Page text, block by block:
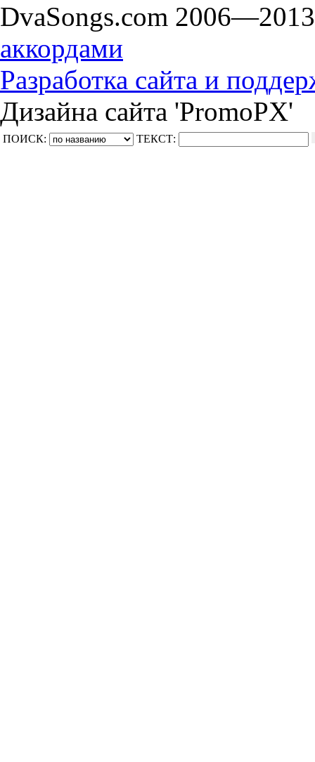
DvaSongs.com
аккордами
Разработка сайта и
Дизайна сайта 'PromoPX'
ПОИСК: ТЕКСТ: